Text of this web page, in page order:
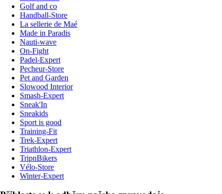
Golf and co
Handball-Store
La sellerie de Maé
Made in Paradis
Nauti-wave
On-Fight
Padel-Expert
Pecheur-Store
Pet and Garden
Slowood Interior
Smash-Expert
Sneak'In
Sneakids
Sport is good
Training-Fit
Trek-Expert
Triathlon-Expert
TripnBikers
Vélo-Store
Winter-Expert